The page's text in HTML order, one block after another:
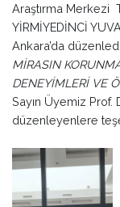
Araştırma Merkezi
YİRMİYEDİNCİ
Ankara’da
MİRASIN
DENEYİMLERİ VE
Sayın Üyemiz Prof.
düzenleyenlere